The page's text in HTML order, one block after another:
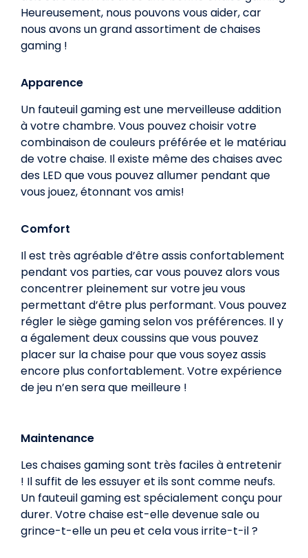
Heureusement, nous pouvons vous aider, car
nous avons un grand assortiment de chaises
gaming !
Apparence
Un fauteuil gaming est une merveilleuse addition
à votre chambre. Vous pouvez choisir votre
combinaison de couleurs préférée et le matériau
de votre chaise. Il existe même des chaises avec
des LED que vous pouvez allumer pendant que
vous jouez, étonnant vos amis!
Comfort
Il est très agréable d’être assis confortablement
pendant vos parties, car vous pouvez alors vous
concentrer pleinement sur votre jeu vous
permettant d’être plus performant. Vous pouvez
régler le siège gaming selon vos préférences. Il y
a également deux coussins que vous pouvez
placer sur la chaise pour que vous soyez assis
encore plus confortablement. Votre expérience
de jeu n’en sera que meilleure !
Maintenance
Les chaises gaming sont très faciles à entretenir
! Il suffit de les essuyer et ils sont comme neufs.
Un fauteuil gaming est spécialement conçu pour
durer. Votre chaise est-elle devenue sale ou
grince-t-elle un peu et cela vous irrite-t-il ?